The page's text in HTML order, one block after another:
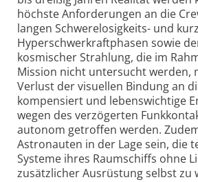
höchste Anforderungen an die
langen Schwerelosigkeits- und
Hyperschwerkraftphasen sowie
kosmischer Strahlung, die im
Mission nicht untersucht werden,
Verlust der visuellen Bindung an
kompensiert und lebenswichtige
wegen des verzögerten
autonom getroffen werden.
Astronauten in der Lage sein, die
Systeme ihres Raumschiffs ohne
zusätzlicher Ausrüstung selbst zu